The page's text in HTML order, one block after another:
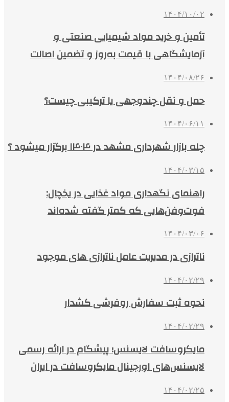
۱۴۰۴/۱۰/۰۲
تأمین و خرید مواد شیمیایی صنعتی و
آزمایشگاهی با قیمت به‌روز و تضمین اصالت
۱۴۰۴/۰۸/۲۶
حمل و نقل چندوجهی یا ترکیبی چیست؟
۱۴۰۴/۰۶/۱۱
چله بازار شهرداری مشهد در ۱۴۰۴ برگزار میشود ؟
۱۴۰۴/۰۳/۱۵
راهنمای نگهداری مواد غذایی در یخچال:
فوت‌وفن‌هایی که کمتر گفته شده‌اند
۱۴۰۴/۰۳/۰۶
ناترازی در مدیریت عامل ناترازی های موجود
۱۴۰۴/۰۲/۲۹
نحوه ثبت سفارش روفرشی کشدار
۱۴۰۴/۰۲/۲۹
مایکروسافت لایسنس؛ پیشگام در ارائه رسمی
لایسنس‌های اورجینال مایکروسافت در ایران
۱۴۰۴/۰۲/۲۵